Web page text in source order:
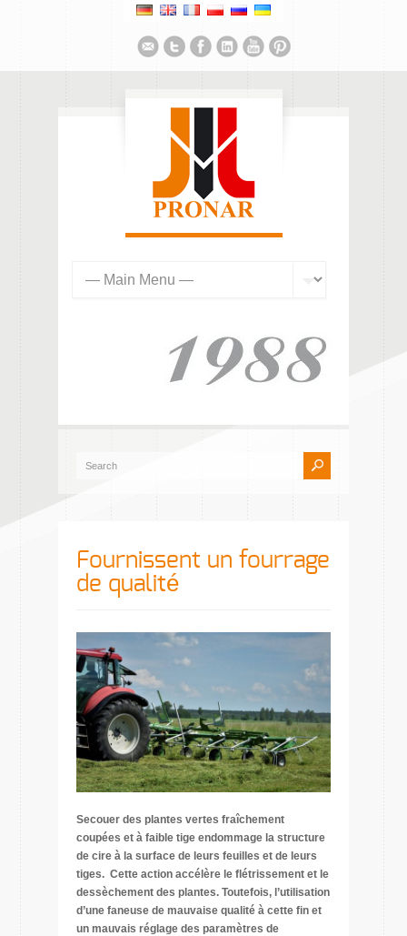
Fournissent un fourrage
de qualité
Secouer des plantes vertes fraîchement
coupées et à faible tige endommage la structure
de cire à la surface de leurs feuilles et de leurs
tiges. Cette action accélère le flétrissement et le
dessèchement des plantes. Toutefois, l’utilisation
d’une faneuse de mauvaise qualité à cette fin et
un mauvais réglage des paramètres de